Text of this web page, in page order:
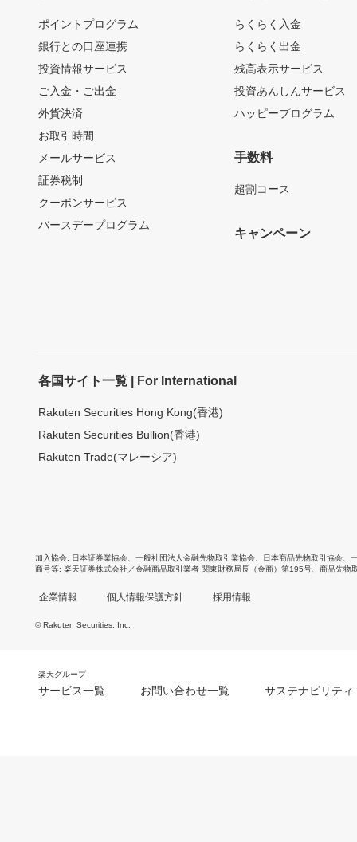
ポイントプログラム
銀行との口座連携
投資情報サービス
ご入金・ご出金
外貨決済
お取引時間
メールサービス
証券税制
クーポンサービス
バースデープログラム
らくらく入金
らくらく出金
残高表示サービス
投資あんしんサービス
ハッピープログラム
手数料
超割コース
キャンペーン
各国サイト一覧 | For International
Rakuten Securities Hong Kong(香港)
Rakuten Securities Bullion(香港)
Rakuten Trade(マレーシア)
加入協会 日本証券業協会 一般社団法人金融先物取引業協会 日本商品先物取引協会
商号等 楽天証券株式会社／金融商品取引業者 関東財務局長（金商）第195号、商品先物
企業情報 個人情報保護方針 採用情報
© Rakuten Securities, Inc.
楽天グループ
サービス一覧 お問い合わせ一覧 サステナビリティ